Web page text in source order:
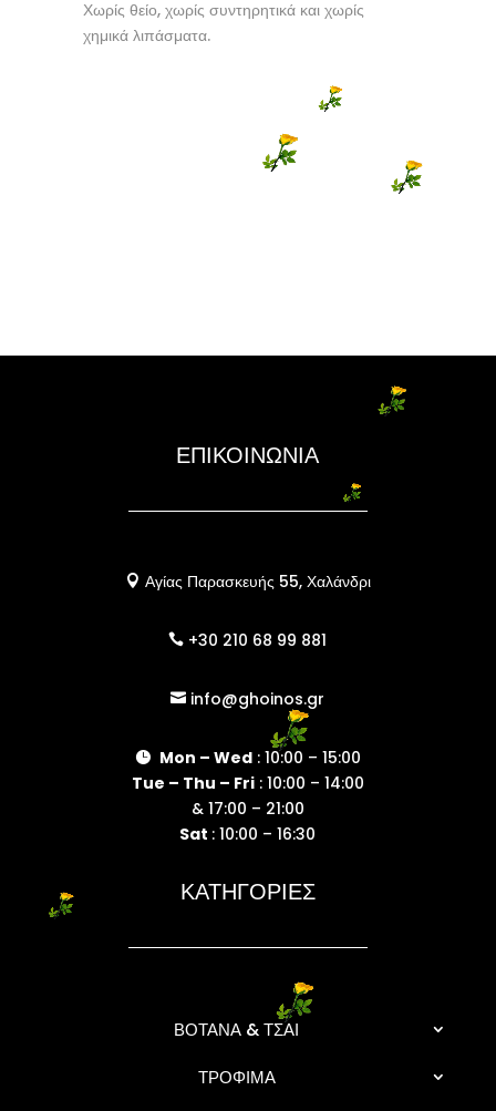
Χωρίς θείο, χωρίς συντηρητικά και χωρίς
χημικά λιπάσματα.
ΕΠΙΚΟΙΝΩΝΙΑ
 Αγίας Παρασκευής 55, Χαλάνδρι
 +30 210 68 99 881
 info@ghoinos.gr
 Mon – Wed: 10:00 – 15:00
Tue – Thu – Fri: 10:00 – 14:00
& 17:00 – 21:00
Sat : 10:00 – 16:30
ΚΑΤΗΓΟΡΙΕΣ
ΒΟΤΑΝΑ & ΤΣΑΙ
ΤΡΟΦΙΜΑ